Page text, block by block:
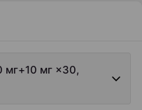
мг+10 мг ×30,